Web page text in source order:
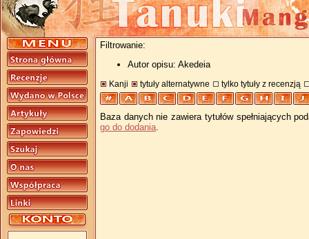
Filtrowanie:
Autor opisu: Akedeia
Kanji tytuły alternatywne tylko tytuły z recenzją
Baza danych nie zawiera tytułów spełniających
go do dodania.